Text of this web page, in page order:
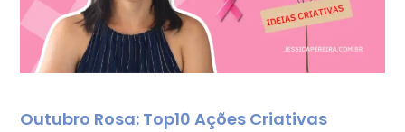
Outubro Rosa: Top10 Ações Criativas